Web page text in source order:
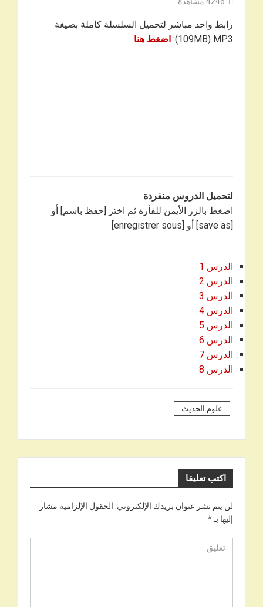
رابط واحد مباشر لتحميل السلسلة كاملة بصيغة
109MB) MP3):
اضغط هنا
لتحميل الدروس منفردة
اضغط بالزر الأيمن للفأرة ثم اختر [حفظ باسم] أو
[save as] أو [enregistrer sous]
الدرس 1
الدرس 2
الدرس 3
الدرس 4
الدرس 5
الدرس 6
الدرس 7
الدرس 8
علوم الحديث
اكتب تعليقا
لن يتم نشر عنوان بريدك الإلكتروني. الحقول الإلزامية مشار
إليها بـ*